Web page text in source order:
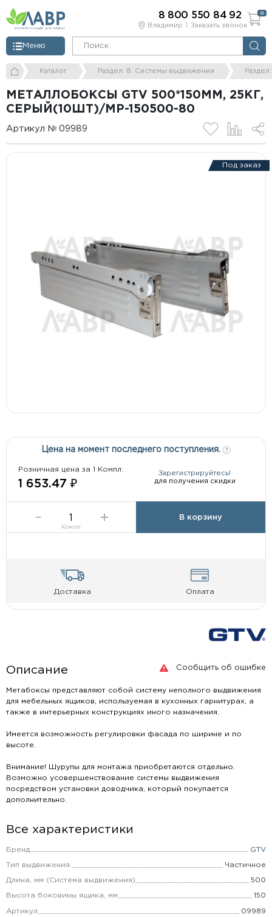
Владимир Заказать звонок
Меню
8 800 550 84 92 0
Каталог Раздел: 8. Системы выдвижения
МЕТАЛЛОБОКСЫ GTV 500*150ММ, 25КГ,
СЕРЫЙ(10ШТ)/MP-150500-80
Артикул № 09989
Под заказ
Цена на момент последнего поступления.
Розничная цена за 1 Компл:
1 653.47 ₽
Зарегистрируйтесь!
для получения скидки
Компл
В корзину
Доставка Оплата
Сообщить об ошибке
Описание
Метабоксы представляют собой систему неполного выдвижения
для мебельных ящиков, используемая в кухонных гарнитурах, а
также в интерьерных конструкциях иного назначения.
Имеется возможность регулировки фасада по ширине и по
высоте.
Внимание! Шурупы для монтажа приобретаются отдельно.
Возможно усовершенствование системы выдвижения
посредством установки доводчика, который покупается
дополнительно.
Все характеристики
Бренд GTV
Тип выдвижения. Частичное
Длина, мм (Система выдвижения) 500
Высота боковины ящика, мм 150
Артикул 09989